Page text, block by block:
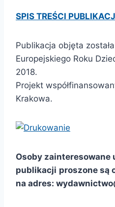
SPIS TREŚCI
Publikacja objęta
Europejskiego Roku
2018.
Projekt
Krakowa.
Osoby zainteresowane
publikacji proszone są
na adres: